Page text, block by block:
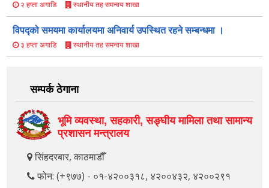
२ हप्ता अगाडि स्थानीय तह समन्वय शाखा
विपद्को समयमा कार्यालयमा अनिवार्य उपस्थित रहने सम्बन्धमा ।
३ हप्ता अगाडि स्थानीय तह समन्वय शाखा
सम्पर्क ठेगाना
भूमि व्यवस्था, सहकारी, सङ्‍घीय मामिला तथा सामान्य
प्रशासन मन्त्रालय
सिंहदरबार, काठमाडौँ
फोन: (+९७७) - ०१-४२००३१८, ४२००४३२, ४२००२९१